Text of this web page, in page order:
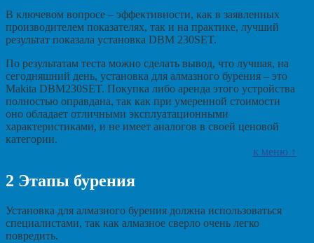
В ключевом вопросе – эффективности, как в заявленных
производителем показателях, так и на практике, лучший
результат показала установка DBM 230SET.
По результатам теста можно сделать вывод, что лучшая, на
сегодняшний день, установка для алмазного бурения – это
Makita DBM230SET. Покупка либо аренда этого устройства
полностью оправдана, так как при умеренной стоимости
оно обладает отличными эксплуатационными
характеристиками, и не имеет аналогов в своей ценовой
категории.
к меню ↑
2 Этапы бурения
Установка для алмазного бурения должна использоваться
специалистами, так как алмазное сверло очень легко
повредить.